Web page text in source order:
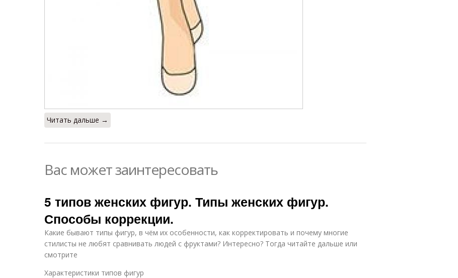
Читать дальше →
Вас может заинтересовать
5 типов женских фигур. Типы женских фигур.
Способы коррекции.
Какие бывают типы фигур, в чём их особенности, как корректировать и почему многие
стилисты не любят сравнивать людей с фруктами? Интересно? Тогда читайте дальше или
смотрите
Характеристики типов фигур